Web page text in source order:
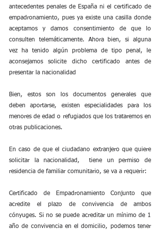
antecedentes penales de España ni el certificado de
empadronamiento, pues ya existe una casilla donde
aceptamos y damos consentimiento de que lo
consulten telemáticamente. Ahora bien, si alguna
vez ha tenido algún problema de tipo penal, le
aconsejamos solicite dicho certificado antes de
presentar la nacionalidad
Bien, estos son los documentos generales que
deben aportarse, existen especialidades para los
menores de edad o refugiados que los trataremos en
otras publicaciones.
En caso de que el ciudadano extranjero que quiere
solicitar la nacionalidad,  tiene un permiso de
residencia de familiar comunitario, se va a requerir:
Certificado de Empadronamiento Conjunto que
acredite el plazo de convivencia de ambos
cónyuges. Si no se puede acreditar un mínimo de 1
año de convivencia en el domicilio, podemos tener